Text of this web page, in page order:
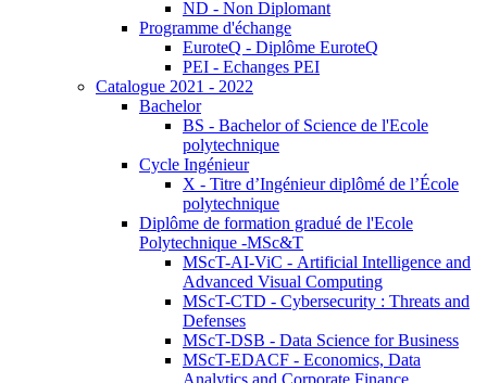
ND - Non Diplomant
Programme d'échange
EuroteQ - Diplôme EuroteQ
PEI - Echanges PEI
Catalogue 2021 - 2022
Bachelor
BS - Bachelor of Science de l'Ecole
polytechnique
Cycle Ingénieur
X - Titre d’Ingénieur diplômé de l’École
polytechnique
Diplôme de formation gradué de l'Ecole
Polytechnique -MSc&T
MScT-AI-ViC - Artificial Intelligence and
Advanced Visual Computing
MScT-CTD - Cybersecurity : Threats and
Defenses
MScT-DSB - Data Science for Business
MScT-EDACF - Economics, Data
Analytics and Corporate Finance